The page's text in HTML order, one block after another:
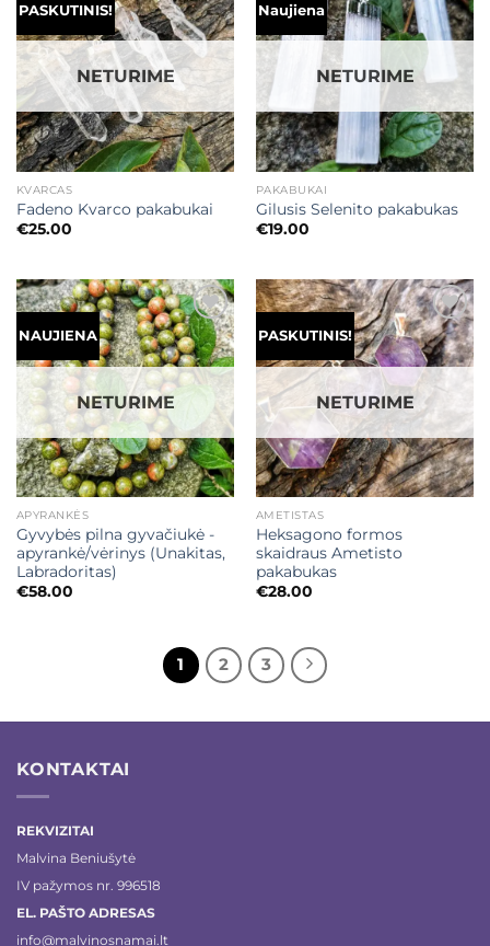
PASKUTINIS! Mėgstamiausias
NETURIME
KVARCAS
Fadeno Kvarco pakabukai
€25.00
Naujiena Mėgstamiausias
NETURIME
PAKABUKAI
Gilusis Selenito pakabukas
€19.00
NAUJIENA Mėgstamiausias
NETURIME
APYRANKĖS
Gyvybės pilna gyvačiukė -
apyrankė/vėrinys (Unakitas,
Labradoritas)
€58.00
PASKUTINIS! Mėgstamiausias
NETURIME
AMETISTAS
Heksagono formos
skaidraus Ametisto
pakabukas
€28.00
1 2 3
KONTAKTAI
REKVIZITAI
Malvina Beniušytė
IV pažymos nr. 996518
EL. PAŠTO ADRESAS
info@malvinosnamai.lt